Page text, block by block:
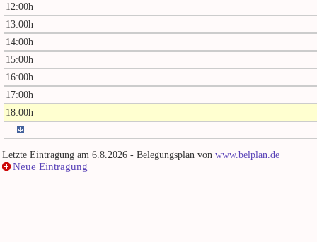
12:00h
13:00h
14:00h
15:00h
16:00h
17:00h
18:00h
Letzte Eintragung am 6.8.2026 - Belegungsplan von www.belplan.de
Neue Eintragung